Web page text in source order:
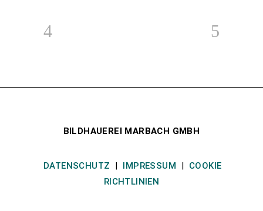
BILDHAUEREI MARBACH GMBH
DATENSCHUTZ IMPRESSUM
COOKIE
RICHTLINIEN